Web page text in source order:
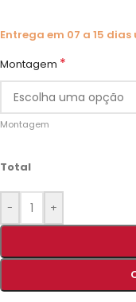
Entrega em 07 a 15 dias
Montagem *
Montagem
Total
- +